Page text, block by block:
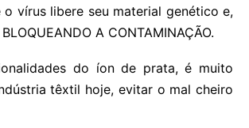
vírus libere seu material genético e,
A CONTAMINAÇÃO.
do íon de prata, é muito
têxtil hoje, evitar o mal cheiro